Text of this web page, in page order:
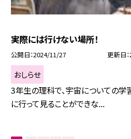
実際には行けない場所！
公開日 2024/11/27 更新日
おしらせ
3年生の理科で、宇宙についての学
に行って見ることができな...